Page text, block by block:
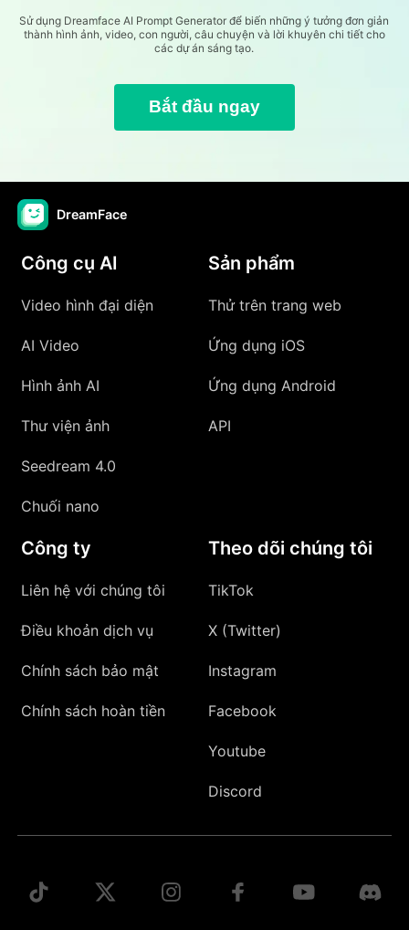
Sử dụng Dreamface AI Prompt Generator để biến những ý tưởng đơn giản
thành hình ảnh, video, con người, câu chuyện và lời khuyên chi tiết cho
các dự án sáng tạo.
Bắt đầu ngay
DreamFace
Công cụ AI
Video hình đại diện
AI Video
Hình ảnh AI
Thư viện ảnh
Seedream 4.0
Chuối nano
Sản phẩm
Thử trên trang web
Ứng dụng iOS
Ứng dụng Android
API
Công ty
Liên hệ với chúng tôi
Điều khoản dịch vụ
Chính sách bảo mật
Chính sách hoàn tiền
Theo dõi chúng tôi
TikTok
X (Twitter)
Instagram
Facebook
Youtube
Discord